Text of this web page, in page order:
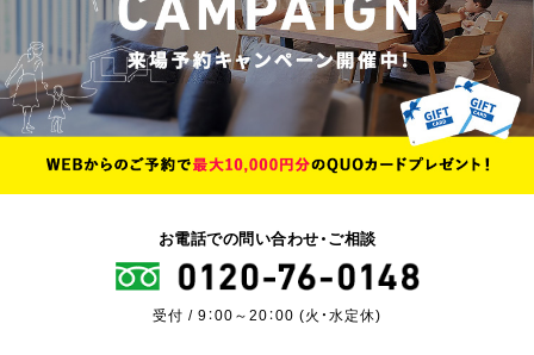
お電話での問い合わせ・ご相談
受付 / 9：00～20：00 (火・水定休)